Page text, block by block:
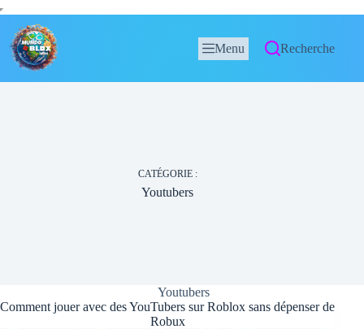
Menu Recherche
CATÉGORIE :
Youtubers
Youtubers
Comment jouer avec des YouTubers sur Roblox sans dépenser de
Robux